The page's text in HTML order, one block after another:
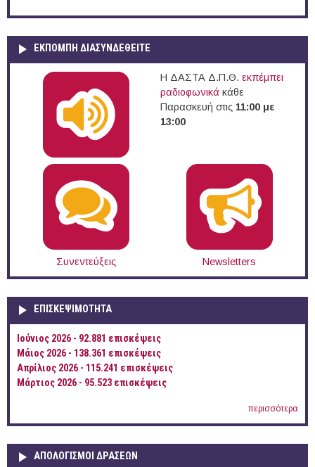
ΕΚΠΟΜΠΉ ΔΙΑΣΥΝΔΕΘΕΊΤΕ
Η ΔΑΣΤΑ Δ.Π.Θ. εκπέμπει
ραδιοφωνικά κάθε
Παρασκευή στις 11:00 με
13:00
Συνεντεύξεις Newsletters
ΕΠΙΣΚΕΨΙΜΌΤΗΤΑ
Ιούνιος 2026 - 92.881 επισκέψεις
Μάιος 2026 - 138.361 επισκέψεις
Απρίλιος 2026 - 115.241 επισκέψεις
Μάρτιος 2026 - 95.523 επισκέψεις
περισσότερα
ΑΠΟΛΟΓΙΣΜΟΊ ΔΡΆΣΕΩΝ